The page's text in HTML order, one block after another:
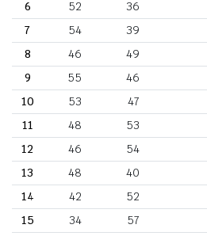
6
52 36
7
54 39
8
46 49
9
55 46
10
53 47
11
48 53
12
46 54
13
48 40
14
42 52
15
34 57